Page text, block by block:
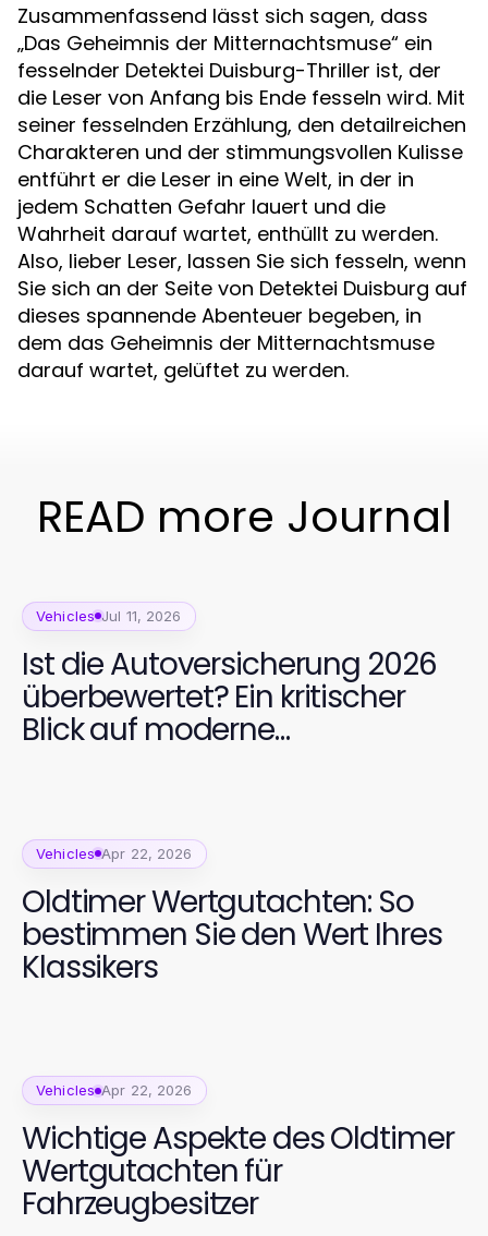
Zusammenfassend lässt sich sagen, dass
„Das Geheimnis der Mitternachtsmuse“ ein
fesselnder Detektei Duisburg-Thriller ist, der
die Leser von Anfang bis Ende fesseln wird. Mit
seiner fesselnden Erzählung, den detailreichen
Charakteren und der stimmungsvollen Kulisse
entführt er die Leser in eine Welt, in der in
jedem Schatten Gefahr lauert und die
Wahrheit darauf wartet, enthüllt zu werden.
Also, lieber Leser, lassen Sie sich fesseln, wenn
Sie sich an der Seite von Detektei Duisburg auf
dieses spannende Abenteuer begeben, in
dem das Geheimnis der Mitternachtsmuse
darauf wartet, gelüftet zu werden.
READ more Journal
Vehicles Jul 11, 2026
Ist die Autoversicherung 2026
überbewertet? Ein kritischer
Blick auf moderne
Vehicles Apr 22, 2026
Oldtimer Wertgutachten: So
bestimmen Sie den Wert Ihres
Klassikers
Vehicles Apr 22, 2026
Wichtige Aspekte des Oldtimer
Wertgutachten für
Fahrzeugbesitzer